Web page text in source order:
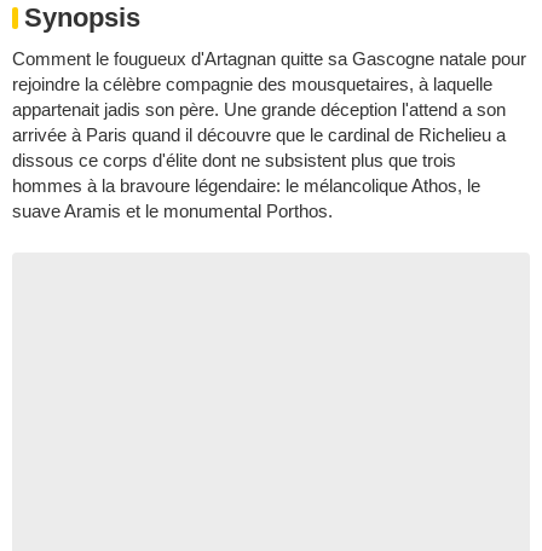
Synopsis
Comment le fougueux d'Artagnan quitte sa Gascogne natale pour
rejoindre la célèbre compagnie des mousquetaires, à laquelle
appartenait jadis son père. Une grande déception l'attend a son
arrivée à Paris quand il découvre que le cardinal de Richelieu a
dissous ce corps d'élite dont ne subsistent plus que trois
hommes à la bravoure légendaire: le mélancolique Athos, le
suave Aramis et le monumental Porthos.